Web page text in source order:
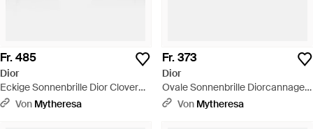
Fr. 485
Dior
Eckige Sonnenbrille Dior Clover
S2U - Braun
Von Mytheresa
Fr. 373
Dior
Ovale Sonnenbrille Diorcannage
O B3U - Mettallic
Von Mytheresa